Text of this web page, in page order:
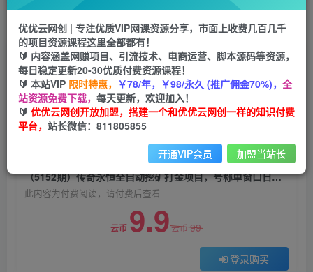
首页 中创网 正文
（5152期）传奇永恒全自动挖矿打金项目，号称
单窗口日收益50+【永久脚本+使用教程】
优优云网创
2年前发布
关注 私信
（5152期）传奇永恒全自动挖矿打金项目，号称单窗口日收益50+【永久脚本+使用教程】
此内容为付费阅读，请付费后查看
云币 9.9云币99
登录购买
优优云网创 | 专注优质VIP网课资源分享，市面上收费几百几千
的项目资源课程这里全部都有！
🔰 内容涵盖网赚项目、引流技术、电商运营、脚本源码等资源，
每日稳定更新20-30优质付费资源课程！
🔰 本站VIP 限时特惠， ￥78/年，￥98/永久 (推广佣金70%)， 全
站资源免费下载， 每天更新，欢迎加入！
🔰 优优云网创开放加盟，搭建一个和优优云网创一样的知识付费
平台， 站长微信：811805855
开通VIP会员 加盟当站长